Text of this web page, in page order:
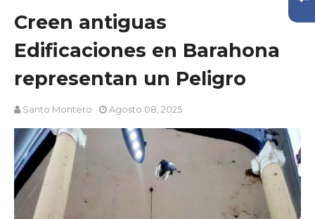
Creen antiguas
Edificaciones en Barahona
representan un Peligro
Santo Montero Agosto 08, 2025